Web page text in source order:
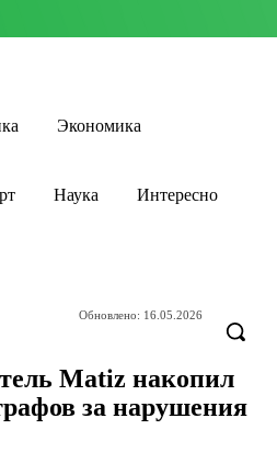
Экономика
Наука Интересно
Обновлено: 16.05.2026
Matiz накопил
за нарушения